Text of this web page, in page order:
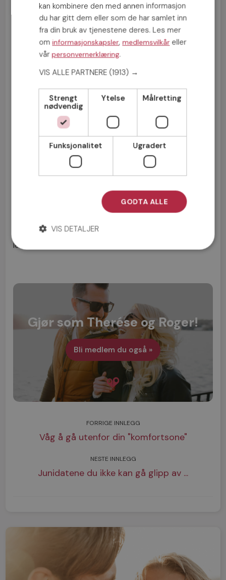
Nå til sommeren blir det bryllup på årsdagen, to år
etter pikniken ved Göta kanal.
– Han bruker fortsatt tobakk, men jeg har også mine
svakheter så hvordan kan jeg dømme noen? Vi elsker
jo å være sammen med hverandre, og vi ler mye og
ofte, sier Therése.
❤Roger
45 (Therése) og 52 (Roger)
Fritidsleder (Therése) og tekniker (Roger)
Det beste med Møteplassen:
Seriøse medlemmer,
enkel side å bruke og godt opplegg, alt fra
brukergrensesnittet til nivåene av medlemskap.
Vær åpen, gi alle en sjanse, fortell om
deg selv og vær modig. Tenk før du skriver, du har
bare én setning (eller tre 😉 ) for å prøve å fange
noens oppmerksomhet. Skap interesse med én gang,
les hele profilen og skriv basert på det.
Gjør som Therése og Roger!
Bli medlem du også »
FORRIGE INNLEGG
Våg å gå utenfor din "komfortsone"
NESTE INNLEGG
Junidatene du ikke kan gå glipp av ...
kan kombinere den med annen informasjon
du har gitt dem eller som de har samlet inn
fra din bruk av tjenestene deres. Les mer
ominformasjonskapsler,medlemsvilkåreller
vårpersonvernerklæring.
VIS ALLE PARTNERE (1913) →
Strengt
nødvendig
Ytelse Målretting
Funksjonalitet Ugradert
GODTA ALLE
VIS DETALJER